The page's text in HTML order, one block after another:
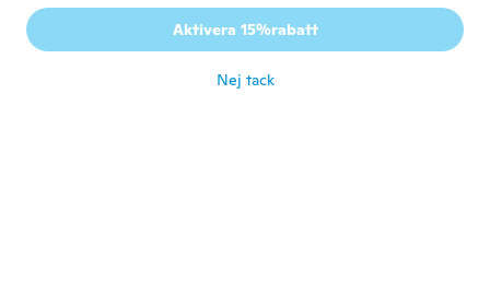
Morshadul
Gick med 2015 · 43 recensioner
Aktivera 15%rabatt
Nej tack